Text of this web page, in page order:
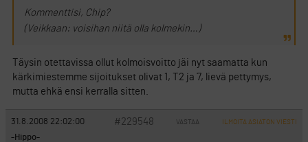
Kommenttisi, Chip?
(Veikkaan: voisihan niitä olla kolmekin…)
Täysin otettavissa ollut kolmoisvoitto jäi nyt saamatta kun
kärkimiestemme sijoitukset olivat 1, T2 ja 7, lievä pettymys,
mutta ehkä ensi kerralla sitten.
31.8.2008 22:02:00 #229548 VASTAA ILMOITA ASIATON VIESTI
-Hippo-